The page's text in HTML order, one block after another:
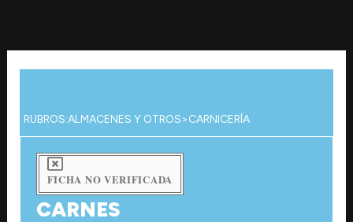
contenido
RUBROS:ALMACENES Y OTROS>CARNICERÍA
FICHA NO VERIFICADA
CARNES